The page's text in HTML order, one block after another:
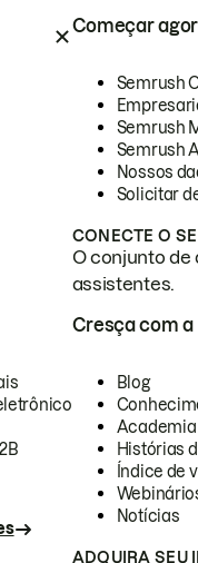
Começar
Semrush
Semrush
Semrush
Nossos
Solicitar
CONECTE O
O conjunto de
assistentes.
Cresça com a
Blog
Academia
Histórias
Índice de
Notícias
ADQUIRA SEU